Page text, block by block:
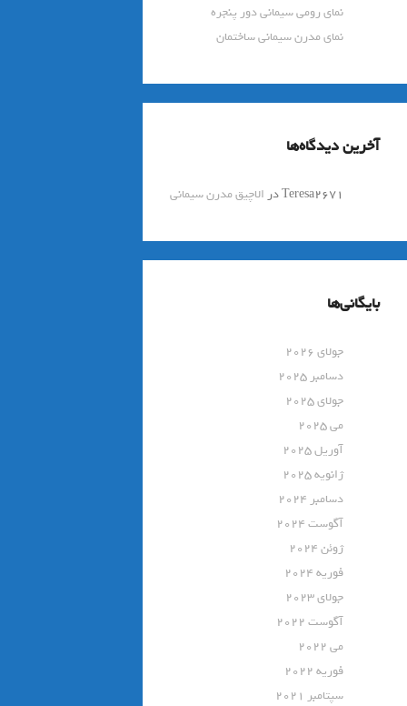
نمای رومی سیمانی دور پنجره
نمای مدرن سیمانی ساختمان
آخرین دیدگاه‌ها
Teresa2671در الاچیق مدرن سیمانی
بایگانی‌ها
جولای 2026
دسامبر 2025
جولای 2025
می 2025
آوریل 2025
ژانویه 2025
دسامبر 2024
آگوست 2024
ژوئن 2024
فوریه 2024
جولای 2023
آگوست 2022
می 2022
فوریه 2022
سپتامبر 2021